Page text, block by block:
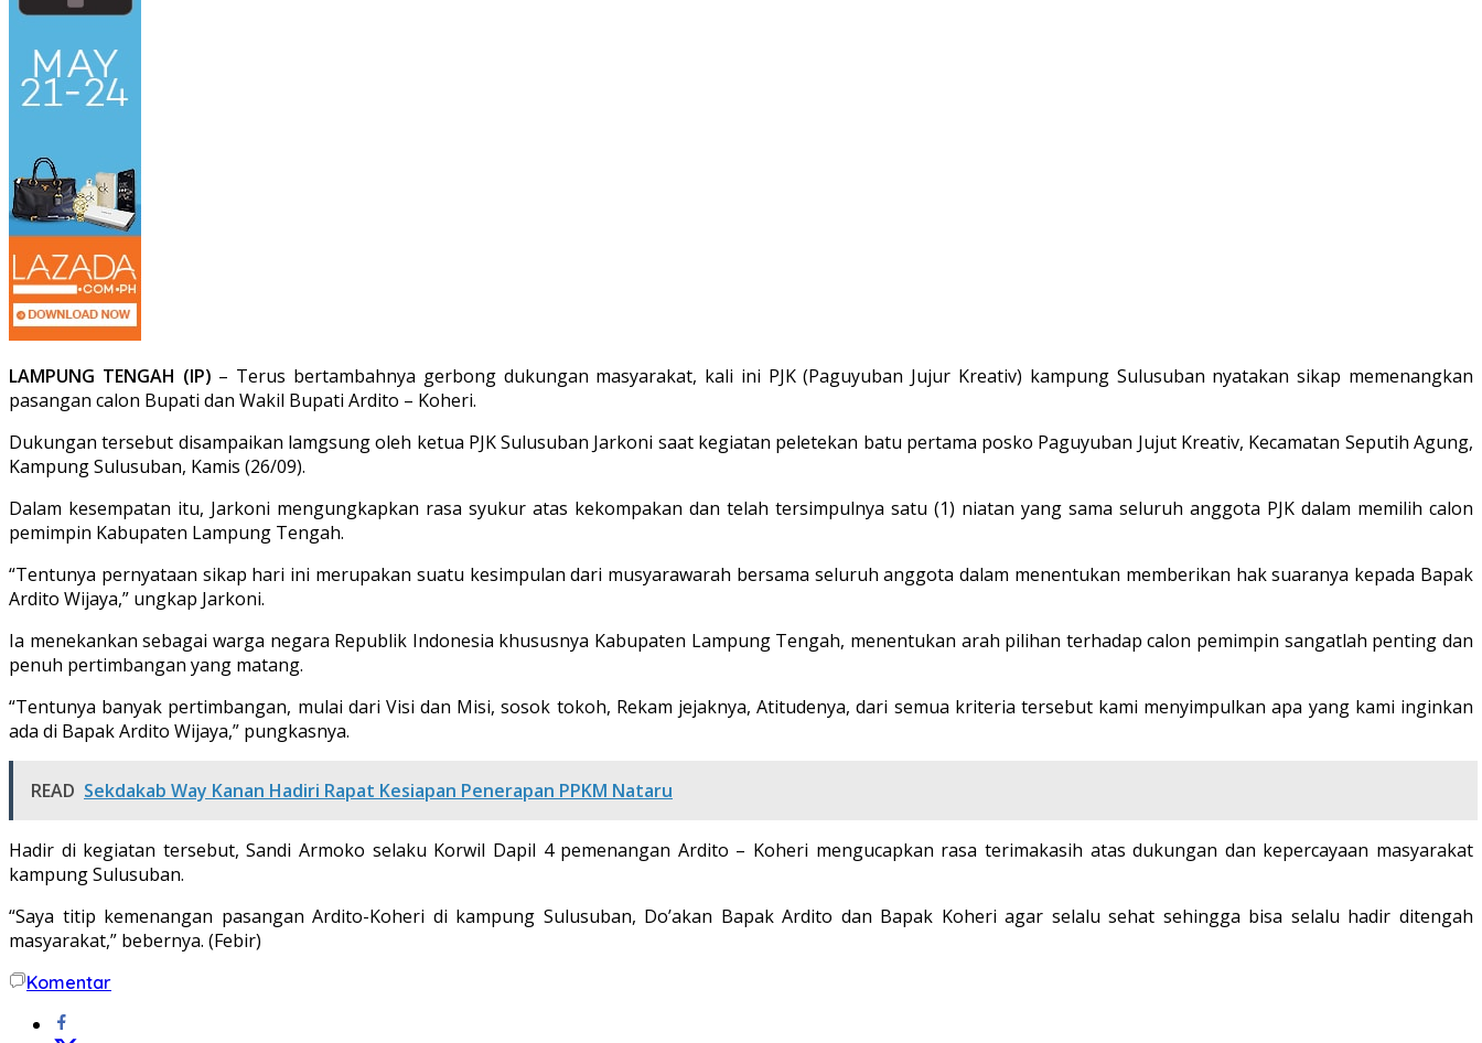
LAMPUNG TENGAH (IP) – Terus bertambahnya gerbong dukungan masyarakat, kali ini PJK (Paguyuban Jujur Kreativ) kampung Sulusuban nyatakan sikap memenangkan
pasangan calon Bupati dan Wakil Bupati Ardito – Koheri.
Dukungan tersebut disampaikan lamgsung oleh ketua PJK Sulusuban Jarkoni saat kegiatan peletekan batu pertama posko Paguyuban Jujut Kreativ, Kecamatan Seputih Agung,
Kampung Sulusuban, Kamis (26/09).
Dalam kesempatan itu, Jarkoni mengungkapkan rasa syukur atas kekompakan dan telah tersimpulnya satu (1) niatan yang sama seluruh anggota PJK dalam memilih calon
pemimpin Kabupaten Lampung Tengah.
“Tentunya pernyataan sikap hari ini merupakan suatu kesimpulan dari musyarawarah bersama seluruh anggota dalam menentukan memberikan hak suaranya kepada Bapak
Ardito Wijaya,” ungkap Jarkoni.
Ia menekankan sebagai warga negara Republik Indonesia khususnya Kabupaten Lampung Tengah, menentukan arah pilihan terhadap calon pemimpin sangatlah penting dan
penuh pertimbangan yang matang.
“Tentunya banyak pertimbangan, mulai dari Visi dan Misi, sosok tokoh, Rekam jejaknya, Atitudenya, dari semua kriteria tersebut kami menyimpulkan apa yang kami inginkan
ada di Bapak Ardito Wijaya,” pungkasnya.
READ Sekdakab Way Kanan Hadiri Rapat Kesiapan Penerapan PPKM Nataru
Hadir di kegiatan tersebut, Sandi Armoko selaku Korwil Dapil 4 pemenangan Ardito – Koheri mengucapkan rasa terimakasih atas dukungan dan kepercayaan masyarakat
kampung Sulusuban.
“Saya titip kemenangan pasangan Ardito-Koheri di kampung Sulusuban, Do’akan Bapak Ardito dan Bapak Koheri agar selalu sehat sehingga bisa selalu hadir ditengah
masyarakat,” bebernya. (Febir)
Komentar